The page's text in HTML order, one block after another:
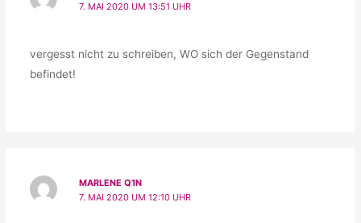
7. MAI 2020 UM 13:51 UHR
vergesst nicht zu schreiben, WO sich der Gegenstand
befindet!
MARLENE Q1N
7. MAI 2020 UM 12:10 UHR